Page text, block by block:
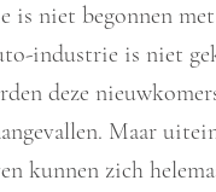
is niet begonnen
industrie is niet
deze
Maar
kunnen zich